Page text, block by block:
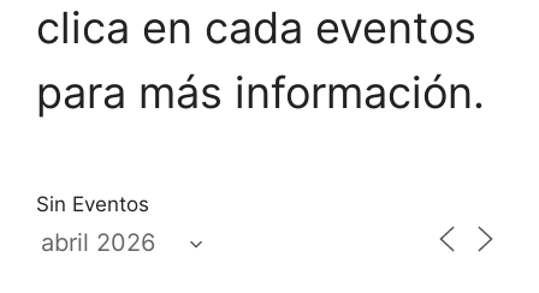
clica en cada eventos
para más información.
Sin Eventos